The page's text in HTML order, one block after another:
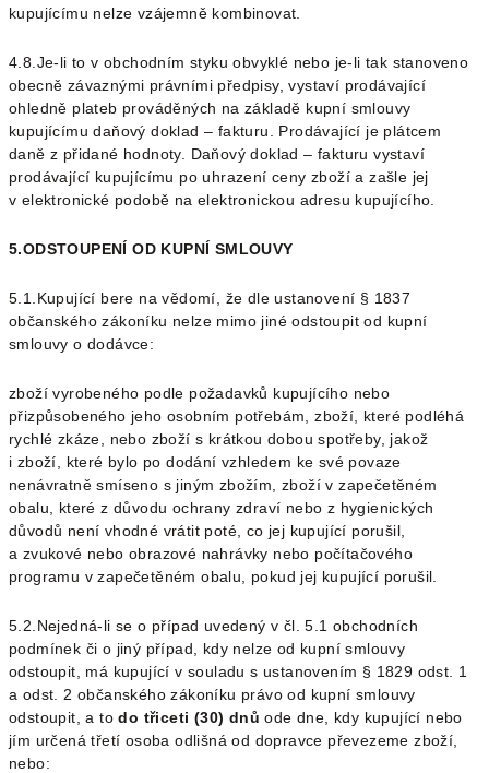
kupujícímu nelze vzájemně kombinovat.
4.8.Je-li to v obchodním styku obvyklé nebo je-li tak stanoveno
obecně závaznými právními předpisy, vystaví prodávající
ohledně plateb prováděných na základě kupní smlouvy
kupujícímu daňový doklad – fakturu. Prodávající je plátcem
daně z přidané hodnoty. Daňový doklad – fakturu vystaví
prodávající kupujícímu po uhrazení ceny zboží a zašle jej
v elektronické podobě na elektronickou adresu kupujícího.
5.ODSTOUPENÍ OD KUPNÍ SMLOUVY
5.1.Kupující bere na vědomí, že dle ustanovení § 1837
občanského zákoníku nelze mimo jiné odstoupit od kupní
smlouvy o dodávce:
zboží vyrobeného podle požadavků kupujícího nebo
přizpůsobeného jeho osobním potřebám,zboží, které podléhá
rychlé zkáze, nebo zboží s krátkou dobou spotřeby, jakož
i zboží, které bylo po dodání vzhledem ke své povaze
nenávratně smíseno s jiným zbožím, zboží v zapečetěném
obalu, které z důvodu ochrany zdraví nebo z hygienických
důvodů není vhodné vrátit poté, co jej kupující porušil,
a zvukové nebo obrazové nahrávky nebo počítačového
programu v zapečetěném obalu, pokud jej kupující porušil.
5.2.Nejedná-li se o případ uvedený v čl.5.1 obchodních
podmínek či o jiný případ, kdy nelze od kupní smlouvy
odstoupit, má kupující v souladu s ustanovením § 1829 odst. 1
a odst. 2 občanského zákoníku právo od kupní smlouvy
odstoupit, a todo třiceti (30) dnů ode dne, kdy kupující nebo
jím určená třetí osoba odlišná od dopravce převezeme zboží,
nebo: